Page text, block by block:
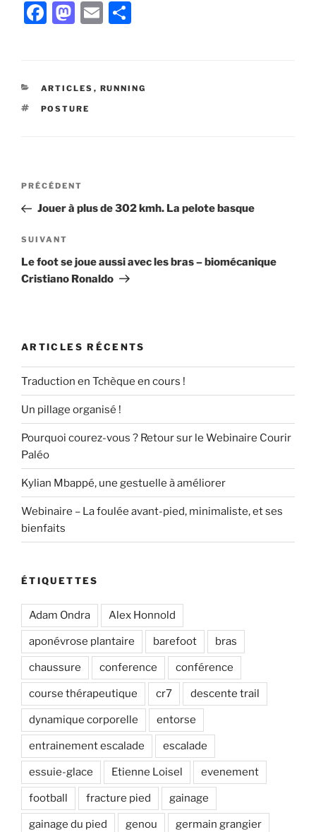
F
e
b
M
o
d
E
l
g
CATÉGORIES
ARTICLES , RUNNING
ÉTIQUETTES
POSTURE
Navigation
l’article
Article
précédent
PRÉCÉDENT
Jouer à plus de 302 kmh. La pelote basque
Article
suivant
SUIVANT
Le foot se joue aussi avec les bras – biomécanique
Cristiano Ronaldo
ARTICLES RÉCENTS
Traduction en Tchèque en cours !
Un pillage organisé !
Pourquoi courez-vous ? Retour sur le Webinaire Courir
Paléo
Kylian Mbappé, une gestuelle à améliorer
Webinaire – La foulée avant-pied, minimaliste, et ses
bienfaits
ÉTIQUETTES
Adam Ondra Alex Honnold
aponévrose plantaire barefoot bras
chaussure conference conférence
course thérapeutique cr7 descente trail
dynamique corporelle entorse
entrainement escalade escalade
essuie-glace Etienne Loisel evenement
football fracture pied gainage
gainage du pied genou germain grangier